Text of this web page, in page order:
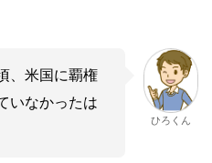
、米国に覇権
いなかったは
ひろくん